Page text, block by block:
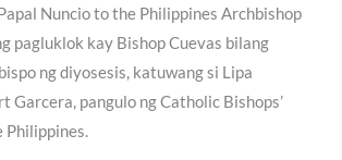
Nuncio to the Philippines Archbishop
pagluklok kay Bishop Cuevas bilang
ng diyosesis, katuwang si Lipa
Garcera, pangulo ng Catholic Bishops’
Philippines.